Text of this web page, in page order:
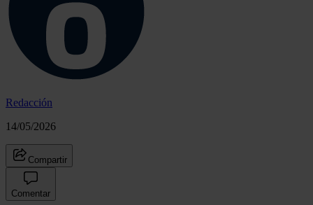
Redacción
14/05/2026
Compartir
Comentar